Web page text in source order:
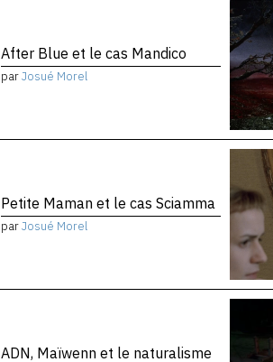
After Blue et le cas Mandico
parJosué Morel
Petite Maman et le cas Sciamma
parJosué Morel
ADN, Maïwenn et le naturalisme